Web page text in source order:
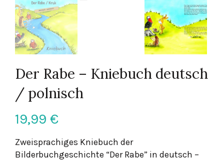
Der Rabe – Kniebuch deutsch
/ polnisch
19,99 €
Zweisprachiges Kniebuch der
Bilderbuchgeschichte “Der Rabe” in deutsch –